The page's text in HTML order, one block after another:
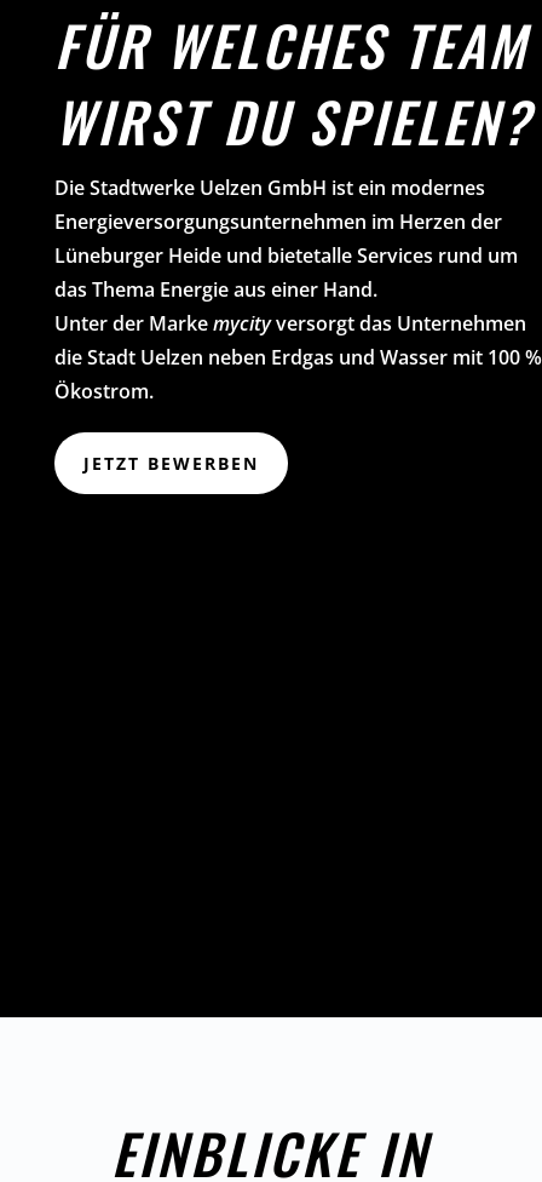
FÜR WELCHES TEAM
WIRST DU SPIELEN?
Die Stadtwerke Uelzen GmbH ist ein modernes
Energieversorgungsunternehmen im Herzen der
Lüneburger Heide und bietetalle Services rund um
das Thema Energie aus einer Hand.
Unter der Markemycityversorgt das Unternehmen
die Stadt Uelzen neben Erdgas und Wasser mit 100 %
Ökostrom.
JETZT BEWERBEN
EINBLICKE IN